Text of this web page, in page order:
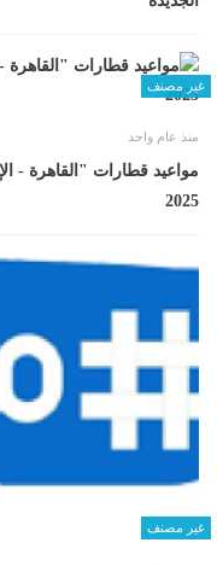
غير مصنف
منذ عام واحد
2025
غير مصنف